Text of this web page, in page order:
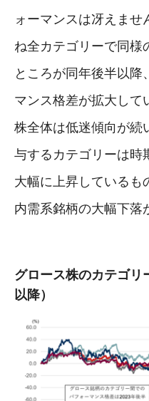
ォーマンスは冴えま
ね全カテゴリーで同様
ところが同年後半以降
マンス格差が拡大して
株全体は低迷傾向が続
与するカテゴリーは時
大幅に上昇しているも
内需系銘柄の大幅下落
グロース株のカテゴリ
以降）